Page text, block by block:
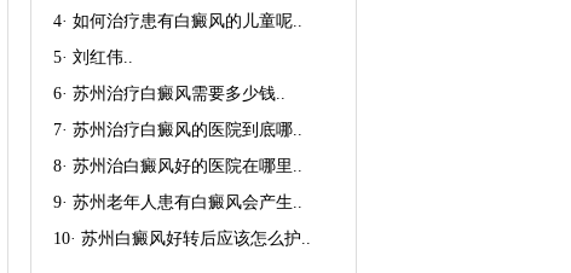
4· 如何治疗患有白癜风的儿童呢..
5· 刘红伟..
6· 苏州治疗白癜风需要多少钱..
7· 苏州治疗白癜风的医院到底哪..
8· 苏州治白癜风好的医院在哪里 ..
9· 苏州老年人患有白癜风会产生..
10· 苏州白癜风好转后应该怎么护..